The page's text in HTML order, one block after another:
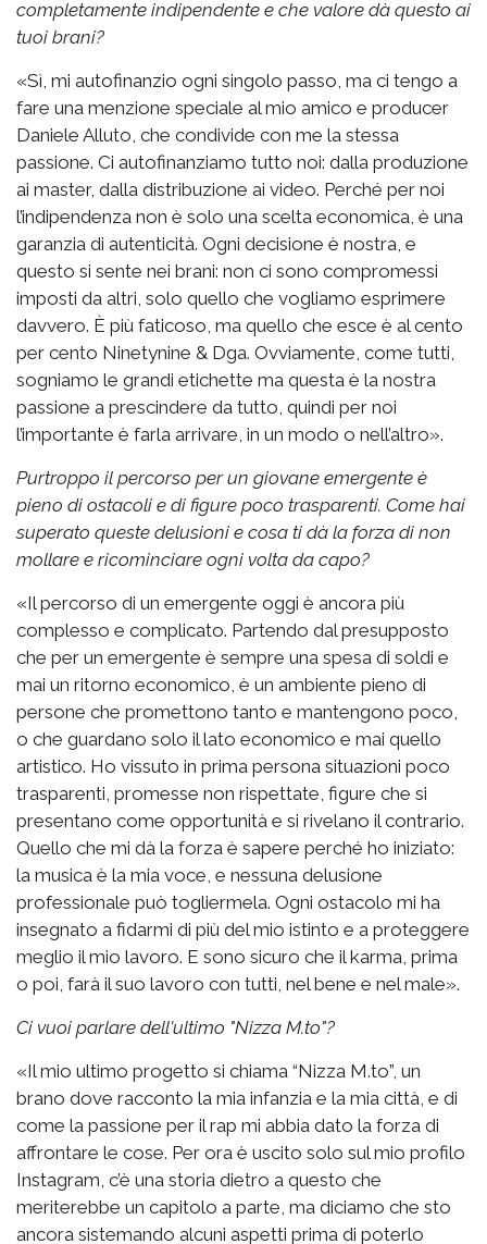
completamente indipendente e che valore dà questo ai
tuoi brani?
«Sì, mi autofinanzio ogni singolo passo, ma ci tengo a
fare una menzione speciale al mio amico e producer
Daniele Alluto, che condivide con me la stessa
passione. Ci autofinanziamo tutto noi: dalla produzione
ai master, dalla distribuzione ai video. Perché per noi
l’indipendenza non è solo una scelta economica, è una
garanzia di autenticità. Ogni decisione è nostra, e
questo si sente nei brani: non ci sono compromessi
imposti da altri, solo quello che vogliamo esprimere
davvero. È più faticoso, ma quello che esce è al cento
per cento Ninetynine & Dga. Ovviamente, come tutti,
sogniamo le grandi etichette ma questa è la nostra
passione a prescindere da tutto, quindi per noi
l’importante è farla arrivare, in un modo o nell’altro».
Purtroppo il percorso per un giovane emergente è
pieno di ostacoli e di figure poco trasparenti. Come hai
superato queste delusioni e cosa ti dà la forza di non
mollare e ricominciare ogni volta da capo?
«Il percorso di un emergente oggi è ancora più
complesso e complicato. Partendo dal presupposto
che per un emergente è sempre una spesa di soldi e
mai un ritorno economico, è un ambiente pieno di
persone che promettono tanto e mantengono poco,
o che guardano solo il lato economico e mai quello
artistico. Ho vissuto in prima persona situazioni poco
trasparenti, promesse non rispettate, figure che si
presentano come opportunità e si rivelano il contrario.
Quello che mi dà la forza è sapere perché ho iniziato:
la musica è la mia voce, e nessuna delusione
professionale può togliermela. Ogni ostacolo mi ha
insegnato a fidarmi di più del mio istinto e a proteggere
meglio il mio lavoro. E sono sicuro che il karma, prima
o poi, farà il suo lavoro con tutti, nel bene e nel male».
Ci vuoi parlare dell'ultimo "Nizza M.to"?
«Il mio ultimo progetto si chiama “Nizza M.to”, un
brano dove racconto la mia infanzia e la mia città, e di
come la passione per il rap mi abbia dato la forza di
affrontare le cose. Per ora è uscito solo sul mio profilo
Instagram, c’è una storia dietro a questo che
meriterebbe un capitolo a parte, ma diciamo che sto
ancora sistemando alcuni aspetti prima di poterlo